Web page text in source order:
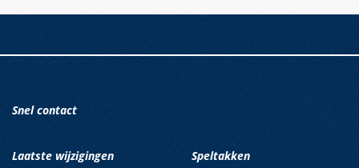
Snel contact
Laatste wijzigingen Speltakken